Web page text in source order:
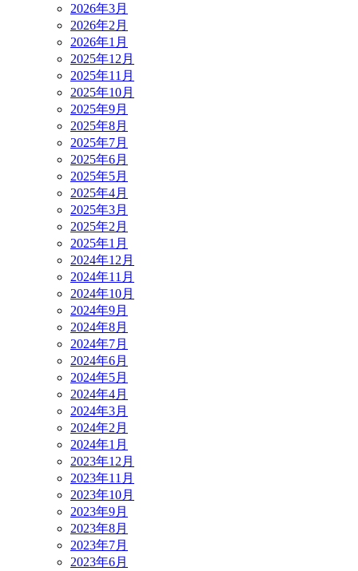
2026年3月
2026年2月
2026年1月
2025年12月
2025年11月
2025年10月
2025年9月
2025年8月
2025年7月
2025年6月
2025年5月
2025年4月
2025年3月
2025年2月
2025年1月
2024年12月
2024年11月
2024年10月
2024年9月
2024年8月
2024年7月
2024年6月
2024年5月
2024年4月
2024年3月
2024年2月
2024年1月
2023年12月
2023年11月
2023年10月
2023年9月
2023年8月
2023年7月
2023年6月